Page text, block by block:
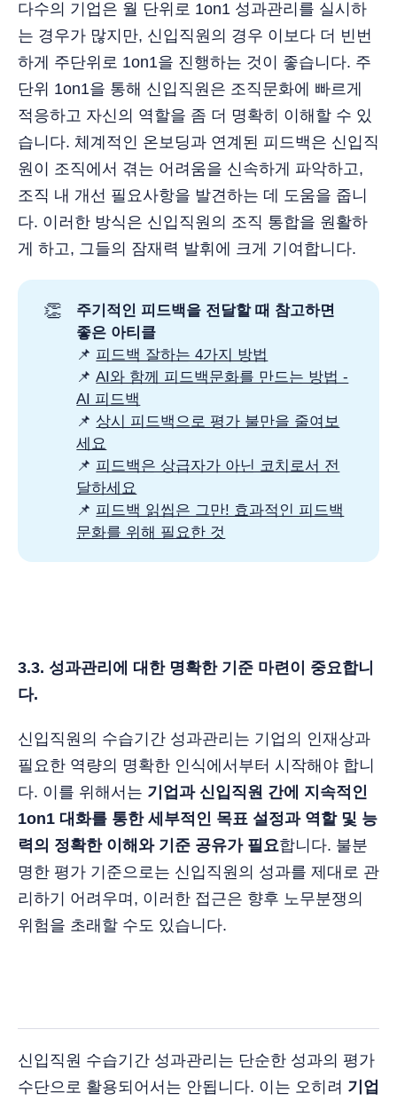
다수의 기업은 월 단위로 1on1 성과관리를 실시하
는 경우가 많지만, 신입직원의 경우 이보다 더 빈번
하게 주단위로 1on1을 진행하는 것이 좋습니다. 주
단위 1on1을 통해 신입직원은 조직문화에 빠르게
적응하고 자신의 역할을 좀 더 명확히 이해할 수 있
습니다. 체계적인 온보딩과 연계된 피드백은 신입직
원이 조직에서 겪는 어려움을 신속하게 파악하고,
조직 내 개선 필요사항을 발견하는 데 도움을 줍니
다. 이러한 방식은 신입직원의 조직 통합을 원활하
게 하고, 그들의 잠재력 발휘에 크게 기여합니다.
👏
주기적인 피드백을 전달할 때 참고하면
좋은 아티클
📌 피드백 잘하는 4가지 방법
📌AI와 함께 피드백문화를 만드는 방법 -
AI 피드백
📌 상시 피드백으로 평가 불만을 줄여보
세요
📌 피드백은 상급자가 아닌 코치로서 전
달하세요
📌 피드백 읽씹은 그만! 효과적인 피드백
문화를 위해 필요한 것
3.3. 성과관리에 대한 명확한 기준 마련이 중요합니
다.
신입직원의 수습기간 성과관리는 기업의 인재상과
필요한 역량의 명확한 인식에서부터 시작해야 합니
다. 이를 위해서는 기업과 신입직원 간에 지속적인
1on1 대화를 통한 세부적인 목표 설정과 역할 및 능
력의 정확한 이해와 기준 공유가 필요합니다. 불분
명한 평가 기준으로는 신입직원의 성과를 제대로 관
리하기 어려우며, 이러한 접근은 향후 노무분쟁의
위험을 초래할 수도 있습니다.
신입직원 수습기간 성과관리는 단순한 성과의 평가
수단으로 활용되어서는 안됩니다. 이는 오히려 기업